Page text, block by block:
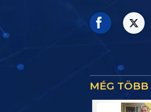
MÉG TÖBB